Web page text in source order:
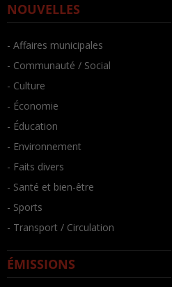
NOUVELLES
- Affaires municipales
- Communauté / Social
- Culture
- Économie
- Éducation
- Environnement
- Faits divers
- Santé et bien-être
- Sports
- Transport / Circulation
ÉMISSIONS